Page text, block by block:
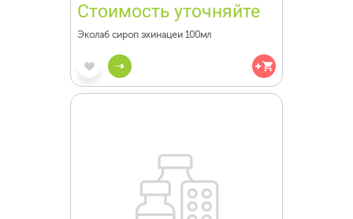
Стоимость уточняйте
Эколаб сироп эхинацеи 100мл